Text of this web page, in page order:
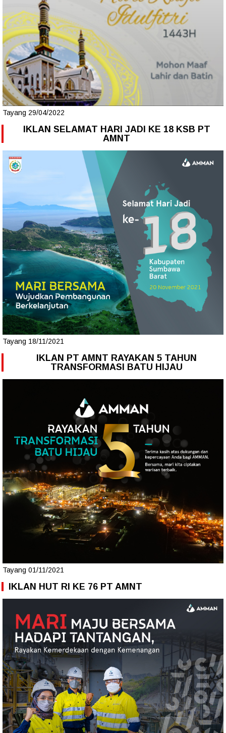
Tayang 29/04/2022
IKLAN SELAMAT HARI JADI KE 18 KSB PT
AMNT
Tayang 18/11/2021
IKLAN PT AMNT RAYAKAN 5 TAHUN
TRANSFORMASI BATU HIJAU
Tayang 01/11/2021
IKLAN HUT RI KE 76 PT AMNT